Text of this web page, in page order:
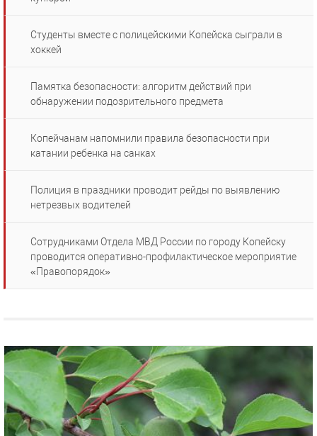
Студенты вместе с полицейскими Копейска сыграли в
хоккей
Памятка безопасности: алгоритм действий при
обнаружении подозрительного предмета
Копейчанам напомнили правила безопасности при
катании ребенка на санках
Полиция в праздники проводит рейды по выявлению
нетрезвых водителей
Сотрудниками Отдела МВД России по городу Копейску
проводится оперативно-профилактическое мероприятие
«Правопорядок»